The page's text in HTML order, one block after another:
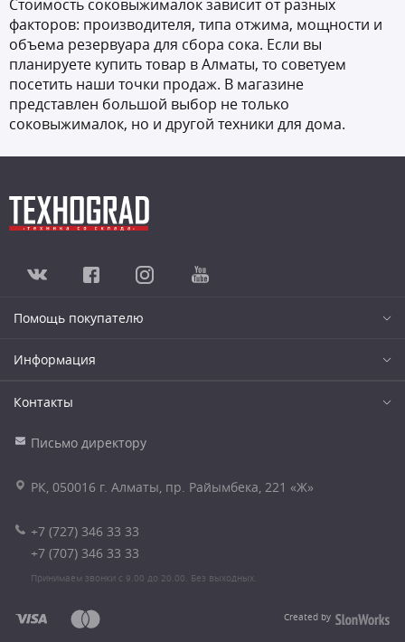
Стоимость соковыжималок зависит от разных
факторов: производителя, типа отжима, мощности и
объема резервуара для сбора сока. Если вы
планируете купить товар в Алматы, то советуем
посетить наши точки продаж. В магазине
представлен большой выбор не только
соковыжималок, но и другой техники для дома.
Помощь покупателю
Информация
Контакты
Письмо директору
РК, 050016 г. Алматы, пр. Райымбека, 221 «Ж»
+7 (727) 346 33 33
+7 (707) 346 33 33
Принимаем звонки с 9.00 до 20.00. Без выходных.
Created by